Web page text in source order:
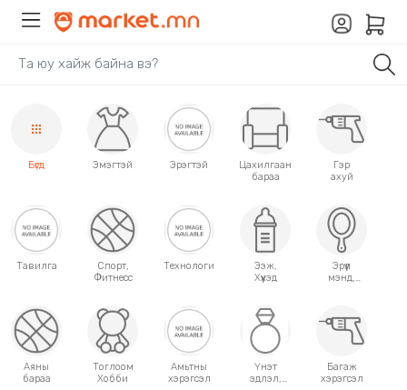
Бүгд Эмэгтэй Эрэгтэй
Цахилгаан
бараа
Гэр
ахуй
Тавилга
Спорт,
Фитнесс
Технологи
Ээж,
Хүүхэд
Эрүүл
мэнд,
Аяны
бараа
Тоглоом
Хобби
Амьтны
хэрэгсэл
Үнэт
эдлэл,
Багаж
хэрэгсэл